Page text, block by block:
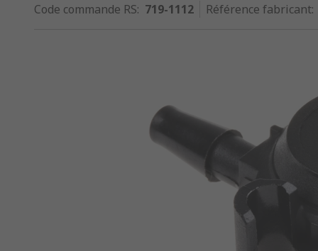
Code commande RS: 719-1112 Référence fabricant: